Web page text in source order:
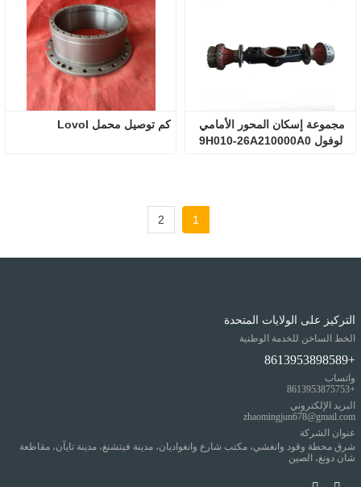
كم توصيل محمل Lovol
لوفول 9H010-26A210000A0
1
2
التركيز على الولايات المتحدة
الخط الساخن للخدمة الوطنية
+8613953898589
واتساب
+8613953875753
البريد الإلكتروني
zhaomingjun678@gmail.com
عنوان الشركة
شرق محطة وقود وانغشي، مكتب شارع وانغواديان، مدينة فيتشنغ، مدينة تايآن، مقاطعة
شان دونغ، الصين